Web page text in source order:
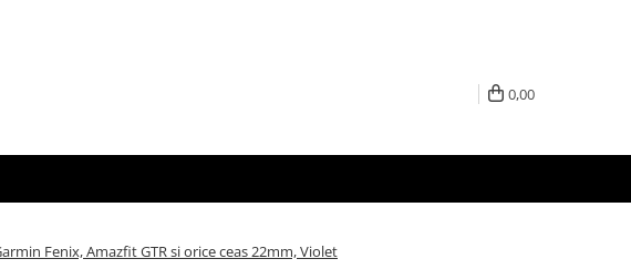
0,00
Fenix, Amazfit GTR si orice ceas 22mm, Violet